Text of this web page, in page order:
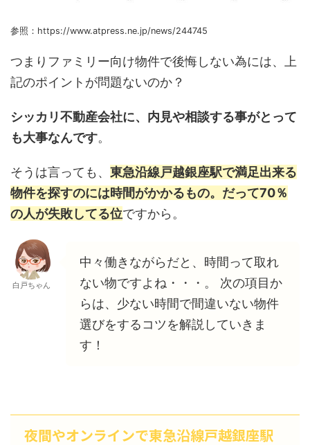
参照：https://www.atpress.ne.jp/news/244745
つまりファミリー向け物件で後悔しない為には、上
記のポイントが問題ないのか？
シッカリ不動産会社に、内見や相談する事がとって
も大事なんです。
そうは言っても、 東急沿線戸越銀座駅で満足出来る
物件を探すのには時間がかかるもの。だって70％
の人が失敗してる位ですから。
白戸ちゃん
中々働きながらだと、時間って取れ
ない物ですよね・・・。 次の項目か
らは、少ない時間で間違いない物件
選びをするコツを解説していきま
す！
夜間やオンラインで東急沿線戸越銀座駅